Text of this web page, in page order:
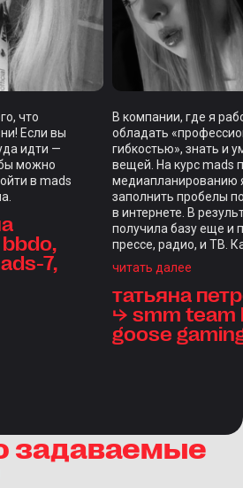
что
Если вы
идти —
можно
в mads
7,
В компании, где я
обладать
гибкостью», знать и
вещей. На курс mads
медиапланированию
заполнить пробелы
в интернете. В
получила базу еще и
прессе, радио, и ТВ.
индивидуальным
каждого студента,
редкость.
стал итоговый
проверкой на
отметить куратора
Голодникову и
состав — браво! Все-
читать далее
татьяна
⮡ smm team
goose
задаваемые